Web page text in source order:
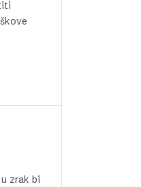
zrak bi